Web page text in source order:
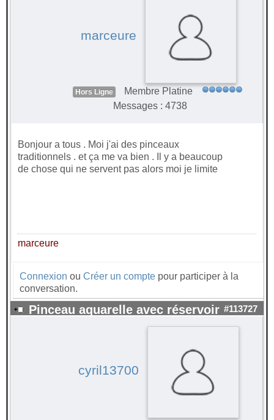
marceure
Hors Ligne
Membre Platine
Messages : 4738
Bonjour a tous . Moi j'ai des pinceaux
traditionnels . et ça me va bien . Il y a beaucoup
de chose qui ne servent pas alors moi je limite
marceure
Connexion ou Créer un compte pour participer à la
conversation.
Pinceau aquarelle avec réservoir #113727
cyril13700